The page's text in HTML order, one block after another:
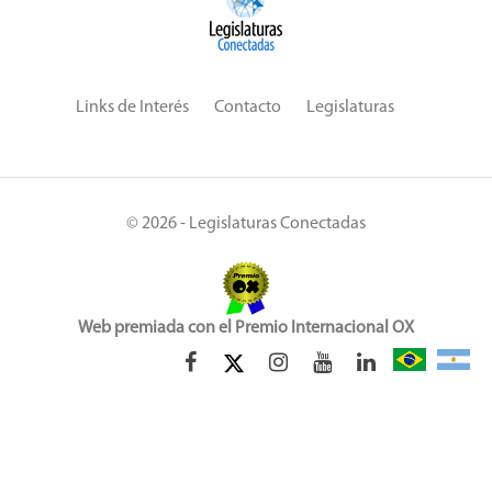
Links de Interés Contacto Legislaturas
© 2026 - Legislaturas Conectadas
Web premiada con el Premio Internacional OX